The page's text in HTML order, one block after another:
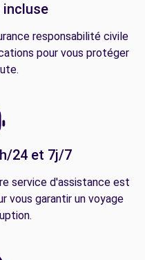
incluse
responsabilité civile
pour vous protéger
24 et 7j/7
service d'assistance est
vous garantir un voyage